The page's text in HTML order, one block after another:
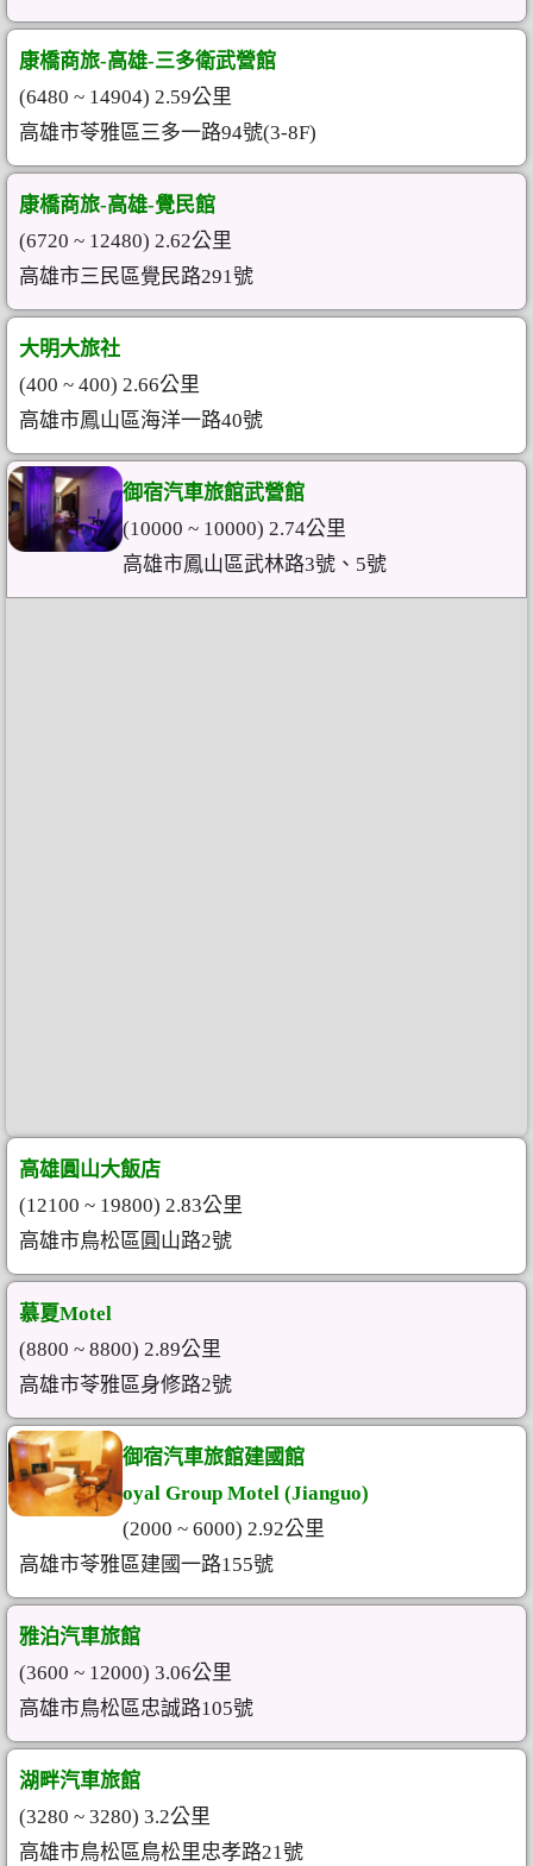
康橋商旅-高雄-三多衛武營館
(6480 ~ 14904) 2.59公里
高雄市苓雅區三多一路94號(3-8F)
康橋商旅-高雄-覺民館
(6720 ~ 12480) 2.62公里
高雄市三民區覺民路291號
大明大旅社
(400 ~ 400) 2.66公里
高雄市鳳山區海洋一路40號
御宿汽車旅館武營館
(10000 ~ 10000) 2.74公里
高雄市鳳山區武林路3號、5號
高雄圓山大飯店
(12100 ~ 19800) 2.83公里
高雄市鳥松區圓山路2號
慕夏Motel
(8800 ~ 8800) 2.89公里
高雄市苓雅區身修路2號
御宿汽車旅館建國館
oyal Group Motel (Jianguo)
(2000 ~ 6000) 2.92公里
高雄市苓雅區建國一路155號
雅泊汽車旅館
(3600 ~ 12000) 3.06公里
高雄市鳥松區忠誠路105號
湖畔汽車旅館
(3280 ~ 3280) 3.2公里
高雄市鳥松區鳥松里忠孝路21號